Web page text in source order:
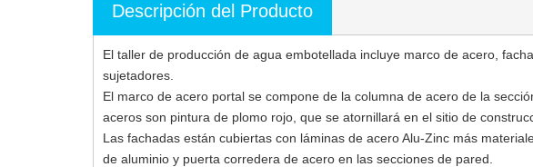
Descripción del Producto
El taller de producción de agua embotellada incluye marco de acero,
sujetadores.
El marco de acero portal se compone de la columna de acero de la
aceros son pintura de plomo rojo, que se atornillará en el sitio de
Las fachadas están cubiertas con láminas de acero Alu-Zinc más
de aluminio y puerta corredera de acero en las secciones de pared.